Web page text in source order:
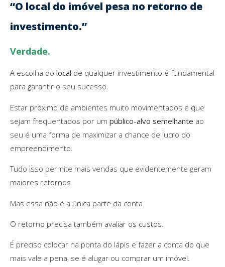
“O local do imóvel pesa no retorno de
investimento.”
Verdade.
A escolha do local de qualquer investimento é fundamental
para garantir o seu sucesso.
Estar próximo de ambientes muito movimentados e que
sejam frequentados por um público-alvo semelhante ao
seu é uma forma de maximizar a chance de lucro do
empreendimento.
Tudo isso permite mais vendas que evidentemente geram
maiores retornos.
Mas essa não é a única parte da conta.
O retorno precisa também avaliar os custos.
É preciso colocar na ponta do lápis e fazer a conta do que
mais vale a pena, se é alugar ou comprar um imóvel.